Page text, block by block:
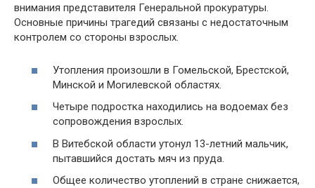
внимания представителя Генеральной прокуратуры.
Основные причины трагедий связаны с недостаточным
контролем со стороны взрослых.
Утопления произошли в Гомельской, Брестской,
Минской и Могилевской областях.
Четыре подростка находились на водоемах без
сопровождения взрослых.
В Витебской области утонул 13-летний мальчик,
пытавшийся достать мяч из пруда.
Общее количество утоплений в стране снижается,